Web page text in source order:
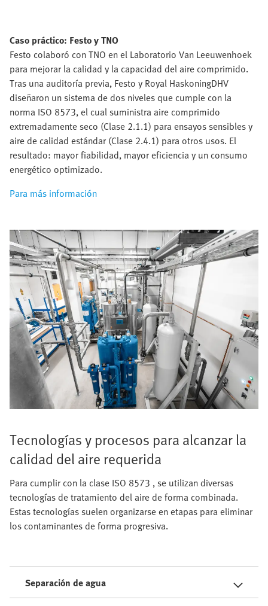
Caso práctico: Festo y TNO
Festo colaboró con TNO en el Laboratorio Van Leeuwenhoek
para mejorar la calidad y la capacidad del aire comprimido.
Tras una auditoría previa, Festo y Royal HaskoningDHV
diseñaron un sistema de dos niveles que cumple con la
norma ISO 8573, el cual suministra aire comprimido
extremadamente seco (Clase 2.1.1) para ensayos sensibles y
aire de calidad estándar (Clase 2.4.1) para otros usos. El
resultado: mayor fiabilidad, mayor eficiencia y un consumo
energético optimizado.
Para más información
Tecnologías y procesos para alcanzar la
calidad del aire requerida
Para cumplir con la clase ISO 8573 , se utilizan diversas
tecnologías de tratamiento del aire de forma combinada.
Estas tecnologías suelen organizarse en etapas para eliminar
los contaminantes de forma progresiva.
Separación de agua